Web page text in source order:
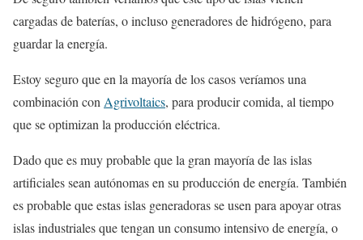
cargadas de baterías, o incluso generadores de hidrógeno, para
guardar la energía.
Estoy seguro que en la mayoría de los casos veríamos una
combinación conAgrivoltaics, para producir comida, al tiempo
que se optimizan la producción eléctrica.
Dado que es muy probable que la gran mayoría de las islas
artificiales sean autónomas en su producción de energía. También
es probable que estas islas generadoras se usen para apoyar otras
islas industriales que tengan un consumo intensivo de energía, o